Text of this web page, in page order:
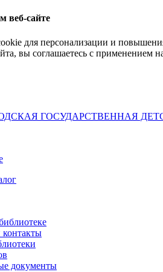
веб-сайте
для персонализации и
вы соглашаетесь с применением
ГОСУДАРСТВЕННАЯ
контакты
документы